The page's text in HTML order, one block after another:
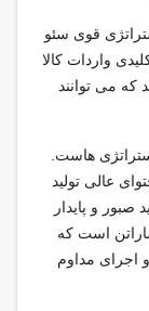
قوی سئو
واردات کالا
که می توانند
هاست.
عالی تولید
صبور و پایدار
است که
اجرای مداوم